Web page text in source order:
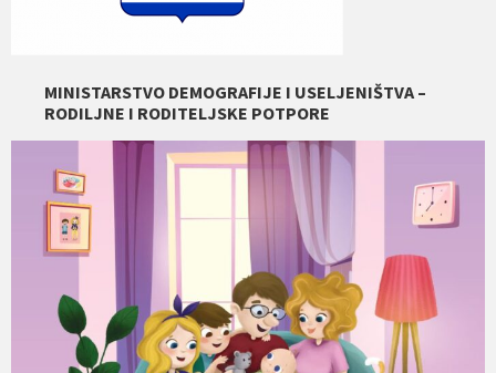
MINISTARSTVO DEMOGRAFIJE I USELJENIŠTVA –
RODILJNE I RODITELJSKE POTPORE